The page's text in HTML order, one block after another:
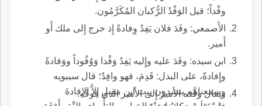
وفْداً؛ قيل الوَفْدُ الرُّكبان المُكَرَّمُون.
الأَصمعي: وفَدَ فلان يَفِدُ وِفادةً إِذ خرج إِلى ملك أَو
أَمير.
ابن سيده: وفَدَ عليه وإِليه يَفِدُ وَفْدا وَوُفُوداً ووَفادةً
وإِفادةً، على البدل: قَدِمَ، فهو وافِدٌ؛ قال سيبويه
وسمعناهم ينشدون بيت ابن مقبل إِلاَّ الإِفادةَ
ويقال وفَّدَه الأَميرُ إِلى الأَمير الذي فوقَه.